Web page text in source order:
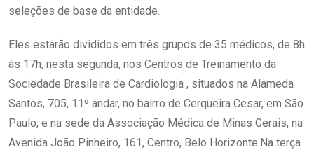
seleções de base da entidade.
Eles estarão divididos em três grupos de 35 médicos, de 8h
às 17h, nesta segunda, nos Centros de Treinamento da
Sociedade Brasileira de Cardiologia , situados na Alameda
Santos, 705, 11º andar, no bairro de Cerqueira Cesar, em São
Paulo; e na sede da Associação Médica de Minas Gerais, na
Avenida João Pinheiro, 161, Centro, Belo Horizonte.Na terça